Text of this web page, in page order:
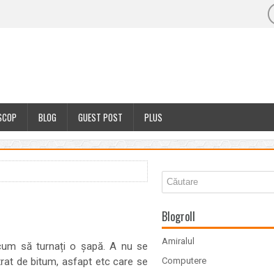
BLOG GUEST POST PLUS
să turnați o șapă. A nu se
de bitum, asfapt etc care se
Blogroll
Amiralul
Computere